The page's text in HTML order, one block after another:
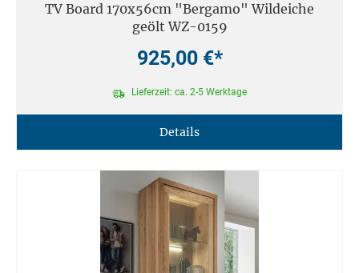
TV Board 170x56cm "Bergamo" Wildeiche
geölt WZ-0159
925,00 €*
Lieferzeit: ca. 2-5 Werktage
Details